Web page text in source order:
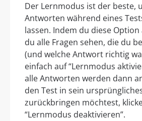
Der Lernmodus ist der beste,
Antworten während eines
lassen. Indem du diese
du alle Fragen sehen, die du
(und welche Antwort richtig
einfach auf “Lernmodus
alle Antworten werden dann
den Test in sein
zurückbringen möchtest,
“Lernmodus deaktivieren”.